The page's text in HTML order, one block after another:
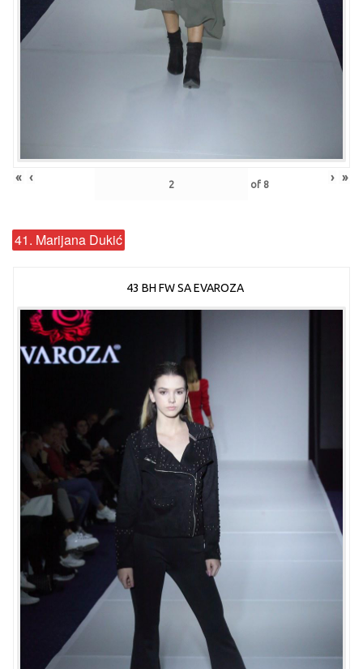
« ‹ of 8 › »
41. Marijana Dukić
43 BH FW SA EVAROZA